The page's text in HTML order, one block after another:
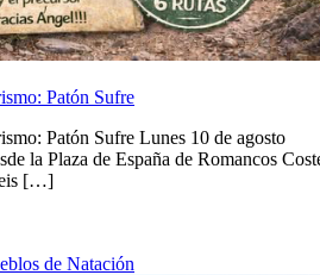
Patón Sufre
Patón Sufre Lunes 10 de agosto
la Plaza de España de Romancos
[…]
de Natación